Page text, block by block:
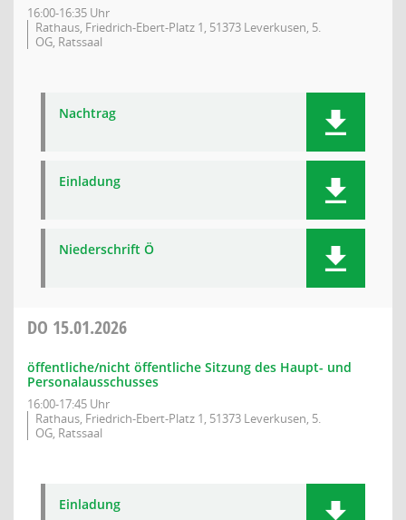
16:00-16:35 Uhr
Rathaus, Friedrich-Ebert-Platz 1, 51373 Leverkusen, 5.
OG, Ratssaal
Nachtrag
Einladung
Niederschrift Ö
DO 15.01.2026
öffentliche/nicht öffentliche Sitzung des Haupt- und
Personalausschusses
16:00-17:45 Uhr
Rathaus, Friedrich-Ebert-Platz 1, 51373 Leverkusen, 5.
OG, Ratssaal
Einladung